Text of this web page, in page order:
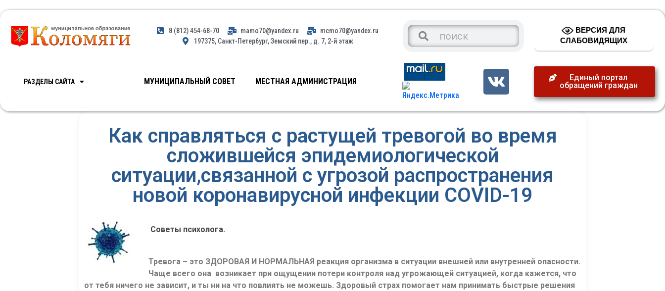
8 (812) 454-68-70 mamo70@yandex.ru
mcmo70@yandex.ru
197375, Санкт-Петербург, Земский пер., д. 7, 2-й этаж
ВЕРСИЯ ДЛЯ
СЛАБОВИДЯЩИХ
РАЗДЕЛЫ САЙТА МУНИЦИПАЛЬНЫЙ СОВЕТ МЕСТНАЯ АДМИНИСТРАЦИЯ
Единый портал
обращений граждан
Как справляться с растущей тревогой во время
сложившейся эпидемиологической
ситуации,связанной с угрозой распространения
новой коронавирусной инфекции CОVID-19
Советы психолога.
Тревога – это ЗДОРОВАЯ И НОРМАЛЬНАЯ реакция организма в ситуации внешней или внутренней опасности.
Чаще всего она возникает при ощущении потери контроля над угрожающей ситуацией, когда кажется, что
от тебя ничего не зависит, и ты ни на что повлиять не можешь. Здоровый страх помогает нам принимать быстрые решения